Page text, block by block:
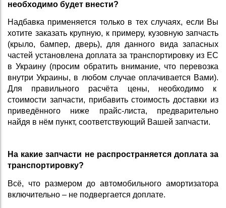
необходимо будет внести?
Надбавка применяется только в тех случаях, если Вы
хотите заказать крупную, к примеру, кузовную запчасть
(крыло, бампер, дверь), для данного вида запасных
частей установлена доплата за транспортировку из ЕС
в Украину (просим обратить внимание, что перевозка
внутри Украины, в любом случае оплачивается Вами).
Для правильного расчёта цены, необходимо к
стоимости запчасти, прибавить стоимость доставки из
приведённого ниже прайс-листа, предварительно
найдя в нём пункт, соответствующий Вашей запчасти.
На какие запчасти не распространяется доплата за
транспортировку?
Всё, что размером до автомобильного амортизатора
включительно – не подвергается доплате.